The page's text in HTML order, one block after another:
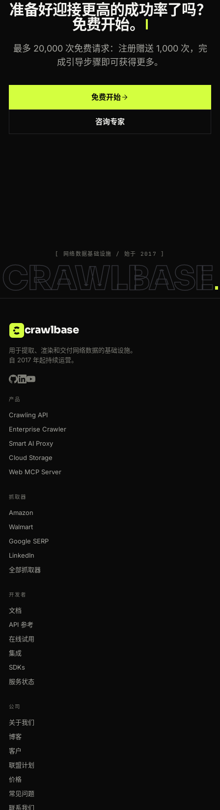
准备好迎接更高的成功率了吗？
免费开始。
最多 20,000 次免费请求：注册赠送 1,000 次，完
成引导步骤即可获得更多。
免费开始
咨询专家
[ 网络数据基础设施 / 始于 2017 ]
CRAWLBASE
crawlbase
用于提取、渲染和交付网络数据的基础设施。
自 2017 年起持续运营。
产品
Crawling API
Enterprise Crawler
Smart AI Proxy
Cloud Storage
Web MCP Server
抓取器
Amazon
Walmart
Google SERP
LinkedIn
全部抓取器
开发者
文档
API 参考
在线试用
集成
SDKs
服务状态
公司
关于我们
博客
客户
联盟计划
价格
常见问题
联系我们